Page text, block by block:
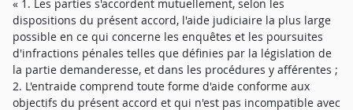
« 1. Les parties s'accordent mutuellement, selon les
dispositions du présent accord, l'aide judiciaire la plus large
possible en ce qui concerne les enquêtes et les poursuites
d'infractions pénales telles que définies par la législation de
la partie demanderesse, et dans les procédures y afférentes ;
2. L'entraide comprend toute forme d'aide conforme aux
objectifs du présent accord et qui n'est pas incompatible avec